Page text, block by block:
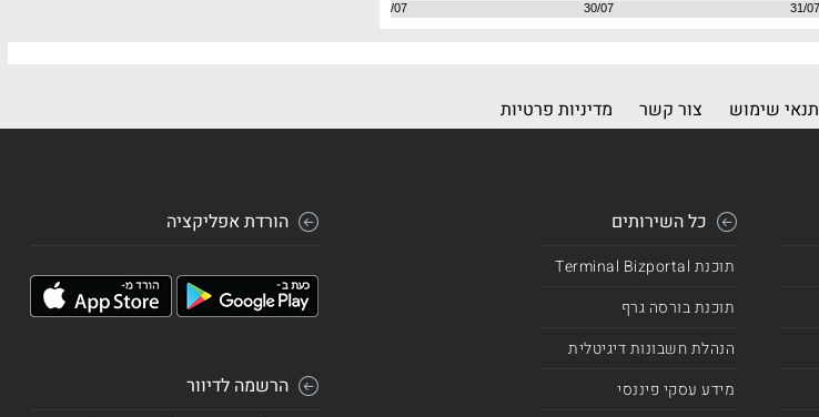
תנאי שימוש צור קשר מדיניות פרטיות
כל השירותים
תוכנת Terminal Bizportal
תוכנת בורסה גרף
הנהלת חשבונות דיגיטלית
מידע עסקי פיננסי
הורדת אפליקציה
הרשמה לדיוור